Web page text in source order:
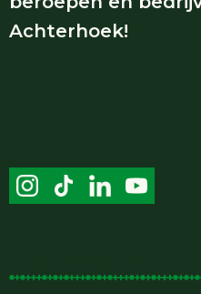
Achterhoek!